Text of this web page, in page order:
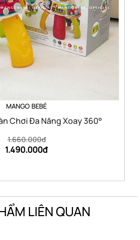
MANGO BEBÉ
Chơi Đa Năng Xoay 360°
1.660.000đ
1.490.000đ
LIÊN QUAN